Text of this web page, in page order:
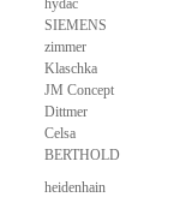
hydac
SIEMENS
zimmer
Klaschka
JM Concept
Dittmer
Celsa
BERTHOLD
heidenhain